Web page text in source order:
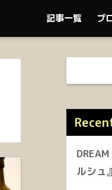
記事一覧 プ
ルシュ』